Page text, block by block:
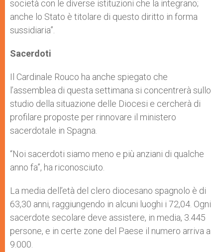
società con le diverse istituzioni che la integrano;
anche lo Stato è titolare di questo diritto in forma
sussidiaria”.
Sacerdoti
Il Cardinale Rouco ha anche spiegato che
l’assemblea di questa settimana si concentrerà sullo
studio della situazione delle Diocesi e cercherà di
profilare proposte per rinnovare il ministero
sacerdotale in Spagna.
“Noi sacerdoti siamo meno e più anziani di qualche
anno fa”, ha riconosciuto.
La media dell’età del clero diocesano spagnolo è di
63,30 anni, raggiungendo in alcuni luoghi i 72,04. Ogni
sacerdote secolare deve assistere, in media, 3.445
persone, e in certe zone del Paese il numero arriva a
9.000.